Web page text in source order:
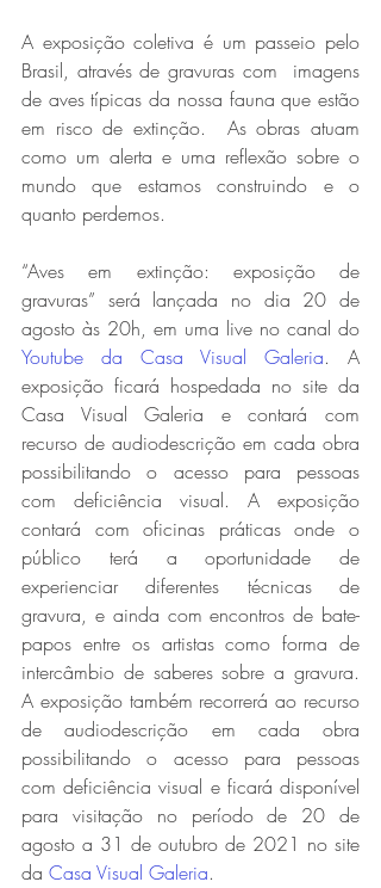
A exposição coletiva é um passeio pelo
Brasil, através de gravuras com  imagens
de aves típicas da nossa fauna que estão
em risco de extinção.  As obras atuam
como um alerta e uma reflexão sobre o
mundo que estamos construindo e o
quanto perdemos.
“Aves em extinção: exposição de
gravuras” será lançada no dia 20 de
Youtube da Casa Visual Galeria. A
exposição ficará hospedada no site da
Casa Visual Galeria e contará com
recurso de audiodescrição em cada obra
possibilitando o acesso para pessoas
com deficiência visual. A exposição
contará com oficinas práticas onde o
público terá a oportunidade de
experienciar diferentes técnicas de
gravura, e ainda com encontros de bate-
papos entre os artistas como forma de
intercâmbio de saberes sobre a gravura.
A exposição também recorrerá ao recurso
de audiodescrição em cada obra
possibilitando o acesso para pessoas
com deficiência visual e ficará disponível
para visitação no período de 20 de
agosto a 31 de outubro de 2021 no site
da Casa Visual Galeria.